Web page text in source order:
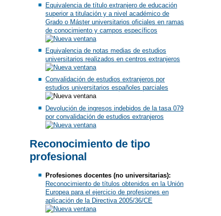
Equivalencia de título extranjero de educación
superior a titulación y a nivel académico de
Grado o Máster universitarios oficiales en ramas
de conocimiento y campos específicos
Equivalencia de notas medias de estudios
universitarios realizados en centros extranjeros
Convalidación de estudios extranjeros por
estudios universitarios españoles parciales
Devolución de ingresos indebidos de la tasa 079
por convalidación de estudios extranjeros
Reconocimiento de tipo
profesional
Profesiones docentes (no universitarias):
Reconocimiento de títulos obtenidos en la Unión
Europea para el ejercicio de profesiones en
aplicación de la Directiva 2005/36/CE